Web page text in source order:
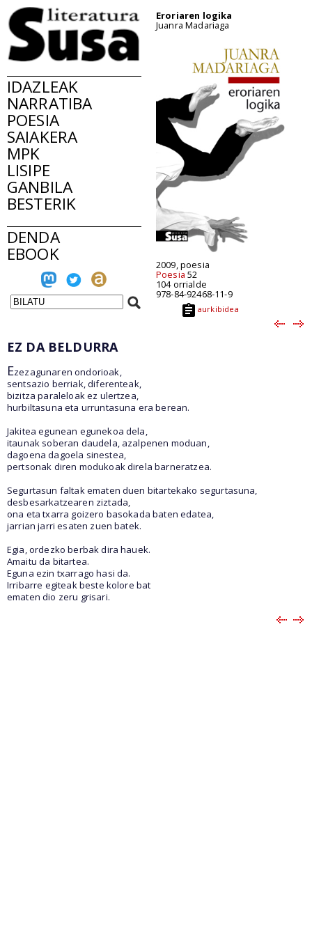
IDAZLEAK
NARRATIBA
POESIA
SAIAKERA
MPK
LISIPE
GANBILA
BESTERIK
DENDA
EBOOK
Eroriaren logika
Juanra Madariaga
2009, poesia
Poesia 52
104 orrialde
978-84-92468-11-9
aurkibidea
EZ DA BELDURRA
Ezezagunaren ondorioak,
sentsazio berriak, diferenteak,
bizitza paraleloak ez ulertzea,
hurbiltasuna eta urruntasuna era berean.
Jakitea egunean egunekoa dela,
itaunak soberan daudela, azalpenen moduan,
dagoena dagoela sinestea,
pertsonak diren modukoak direla barneratzea.
Segurtasun faltak ematen duen bitartekako segurtasuna,
desbesarkatzearen ziztada,
ona eta txarra goizero basokada baten edatea,
jarrian jarri esaten zuen batek.
Egia, ordezko berbak dira hauek.
Amaitu da bitartea.
Eguna ezin txarrago hasi da.
Irribarre egiteak beste kolore bat
ematen dio zeru grisari.